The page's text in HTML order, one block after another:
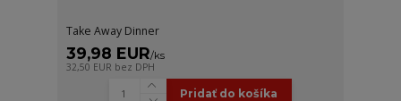
Take Away Dinner
39,98 EUR/ks
32,50 EUR bez DPH
Pridať do košíka